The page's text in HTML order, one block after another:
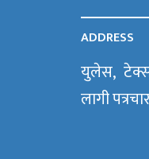
ADDRESS
युलेस,
लागी